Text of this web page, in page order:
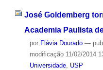
José Goldemberg
Academia Paulista
por Flávia Dourado —
modificação11/02/2014
Universidade, USP